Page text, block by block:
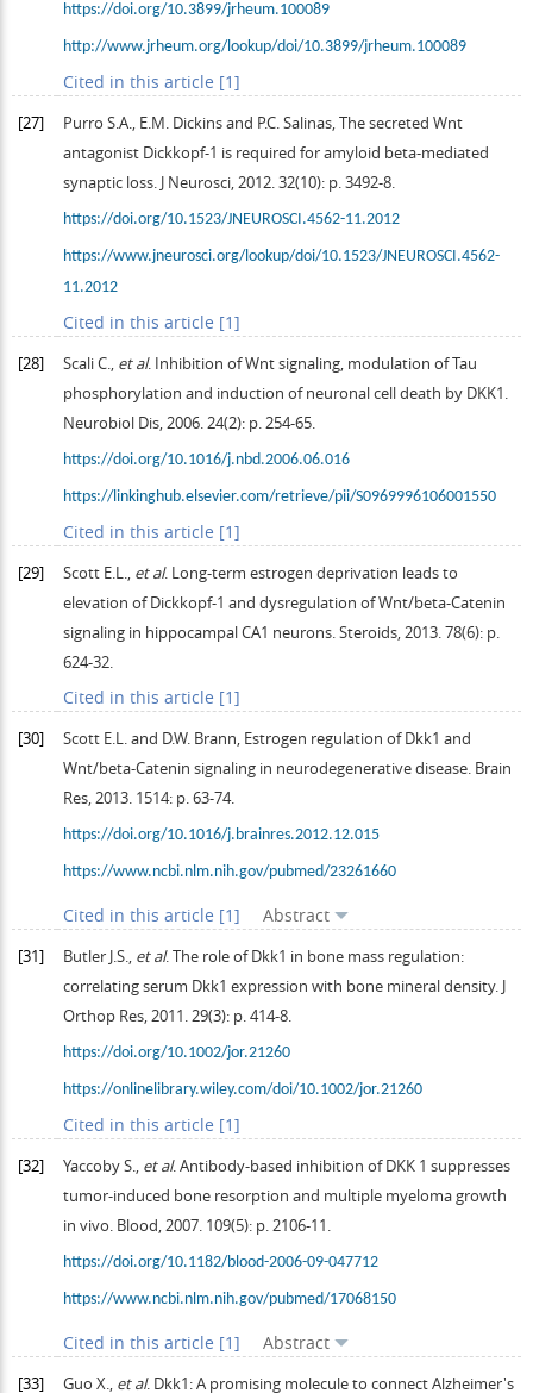
https://doi.org/10.3899/jrheum.100089
http://www.jrheum.org/lookup/doi/10.3899/jrheum.100089
Cited in this article [1]
[27] Purro S.A., E.M. Dickinsand P.C.Salinas, The secreted Wnt
antagonist Dickkopf-1 is required for amyloid beta-mediated
synaptic loss. J Neurosci,2012.32(10): p. 3492-8.
https://doi.org/10.1523/JNEUROSCI.4562-11.2012
https://www.jneurosci.org/lookup/doi/10.1523/JNEUROSCI.4562-
11.2012
Cited in this article [1]
[28] ScaliC., et al. Inhibition of Wnt signaling, modulation of Tau
phosphorylation and induction of neuronal cell death by DKK1.
Neurobiol Dis,2006.24(2): p. 254-65.
https://doi.org/10.1016/j.nbd.2006.06.016
https://linkinghub.elsevier.com/retrieve/pii/S0969996106001550
Cited in this article [1]
[29] Scott E.L., et al. Long-term estrogen deprivation leads to
elevation of Dickkopf-1 and dysregulation of Wnt/beta-Catenin
signaling in hippocampal CA1 neurons. Steroids,2013.78(6): p.
624-32.
Cited in this article [1]
[30] Scott E.L.and D.W. Brann, Estrogen regulation of Dkk1 and
Wnt/beta-Catenin signaling in neurodegenerative disease. Brain
Res,2013. 1514: p. 63-74.
https://doi.org/10.1016/j.brainres.2012.12.015
https://www.ncbi.nlm.nih.gov/pubmed/23261660
Cited in this article [1] Abstract
[31] Butler J.S., et al. The role of Dkk1 in bone mass regulation:
correlating serum Dkk1 expression with bone mineral density. J
Orthop Res,2011.29(3): p. 414-8.
https://doi.org/10.1002/jor.21260
https://onlinelibrary.wiley.com/doi/10.1002/jor.21260
Cited in this article [1]
[32] YaccobyS., et al. Antibody-based inhibition of DKK 1 suppresses
tumor-induced bone resorption and multiple myeloma growth
in vivo. Blood,2007. 109(5): p. 2106-11.
https://doi.org/10.1182/blood-2006-09-047712
https://www.ncbi.nlm.nih.gov/pubmed/17068150
Cited in this article [1] Abstract
[33] Guo X., et al. Dkk1: A promising molecule to connect Alzheimer's